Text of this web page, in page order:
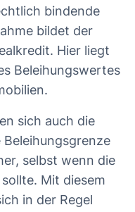
bindende
bildet der
Hier liegt
Beleihungswertes
sich auch die
selbst wenn die
Mit diesem
in der Regel